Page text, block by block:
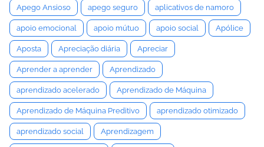
Apego Ansioso apego seguro aplicativos de namoro
apoio emocional apoio mútuo apoio social Apólice
Aposta Apreciação diária Apreciar
Aprender a aprender Aprendizado
aprendizado acelerado Aprendizado de Máquina
Aprendizado de Máquina Preditivo aprendizado otimizado
aprendizado social Aprendizagem